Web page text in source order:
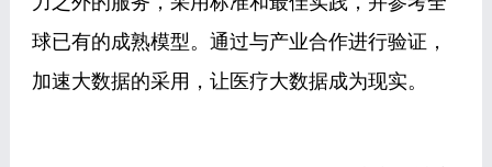
球已有的成熟模型。通过与产业合作进行验证，
加速大数据的采用，让医疗大数据成为现实。